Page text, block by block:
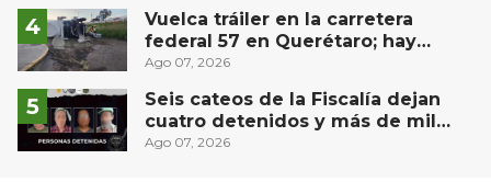
Vuelca tráiler en la carretera
federal 57 en Querétaro; hay
derrame de combustible
Ago 07, 2026
Seis cateos de la Fiscalía dejan
cuatro detenidos y más de mil
dosis aseguradas en Querétaro
Ago 07, 2026